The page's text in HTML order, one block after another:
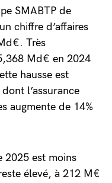
SMABTP de
chiffre d’affaires
Très
Md€ en 2024
hausse est
l’assurance
augmente de 14%
2025 est moins
élevé, à 212 M€